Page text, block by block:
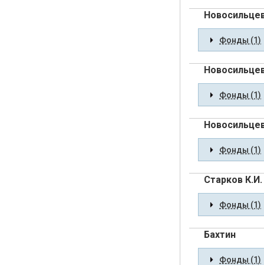
Фонды (1)
Фонды (1)
Фонды (1)
Старков К.И.
Фонды (1)
Бахтин
Фонды (1)